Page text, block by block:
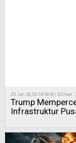
25 Jun 26, 00:18 WIB | Dilihat :
Trump
Infrastruktur